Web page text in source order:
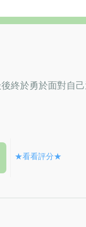
終於勇於面對自
★看看評分★